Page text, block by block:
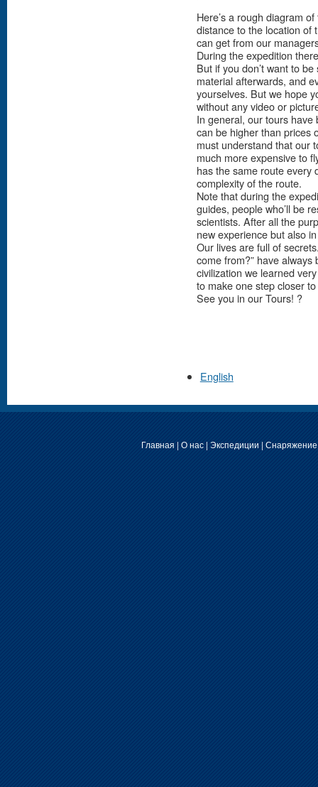
Here’s a rough diagram
distance to the location of
can get from our
During the expedition
But if you don’t want to
material afterwards, and
yourselves. But we hope
without any video or
In general, our tours have
can be higher than prices
must understand that our
much more expensive to
has the same route every
complexity of the route.
Note that during the
guides, people who’ll be
scientists. After all the
new experience but also
Our lives are full of
come from?” have
civilization we learned
to make one step closer
See you in our Tours! ?
English
Главная | О нас| Экспедиции | Снаряжение